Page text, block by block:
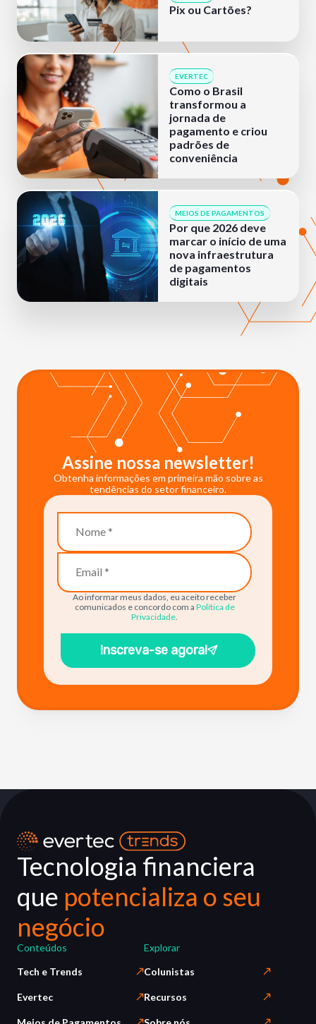
Pix ou Cartões?
EVERTEC
Como o Brasil
transformou a
jornada de
pagamento e criou
padrões de
conveniência
MEIOS DE PAGAMENTOS
Por que 2026 deve
marcar o início de uma
nova infraestrutura
de pagamentos
digitais
Assine nossa newsletter!
Obtenha informações em primeira mão sobre as
tendências do setor financeiro.
Ao informar meus dados, eu aceito receber
comunicados e concordo com a Política de
Privacidade
Inscreva-se agora!
Tecnologia financiera
que potencializa o seu
negócio
Conteúdos
Tech e Trends
Evertec
Explorar
Colunistas
Recursos